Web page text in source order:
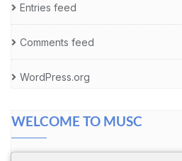
Entries feed
Comments feed
WordPress.org
WELCOME TO MUSC